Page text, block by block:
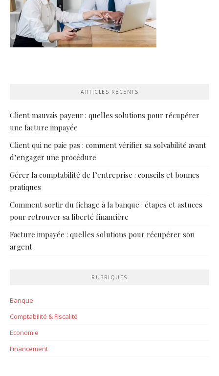
ARTICLES RÉCENTS
Client mauvais payeur : quelles solutions pour récupérer
une facture impayée
Client qui ne paie pas : comment vérifier sa solvabilité avant
d’engager une procédure
Gérer la comptabilité de l’entreprise : conseils et bonnes
pratiques
Comment sortir du fichage à la banque : étapes et astuces
pour retrouver sa liberté financière
Facture impayée : quelles solutions pour récupérer son
argent
RUBRIQUES
Banque
Comptabilité & Fiscalité
Economie
Financement